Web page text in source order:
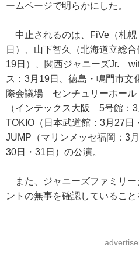
ームページで明らかにした。
中止されるのは、FiVe（札幌
日）、山下智久（北海道立総
19日）、関西ジャニーズJr.
ス：3月19日、徳島・鳴門市文
際会議場 センチュリーホール
（インテックス大阪 5号館：3
TOKIO（日本武道館：3月27日
JUMP（マリンメッセ福岡：3
30日・31日）の公演。
また、ジャニーズファミリー
ントの無事を確認していること